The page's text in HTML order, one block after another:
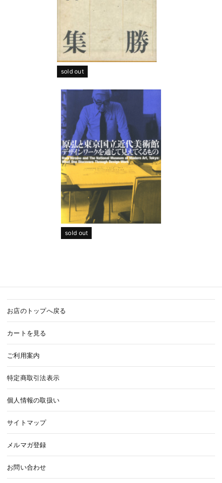
sold out
sold out
お店のトップへ戻る
カートを見る
ご利用案内
特定商取引法表示
個人情報の取扱い
サイトマップ
メルマガ登録
お問い合わせ